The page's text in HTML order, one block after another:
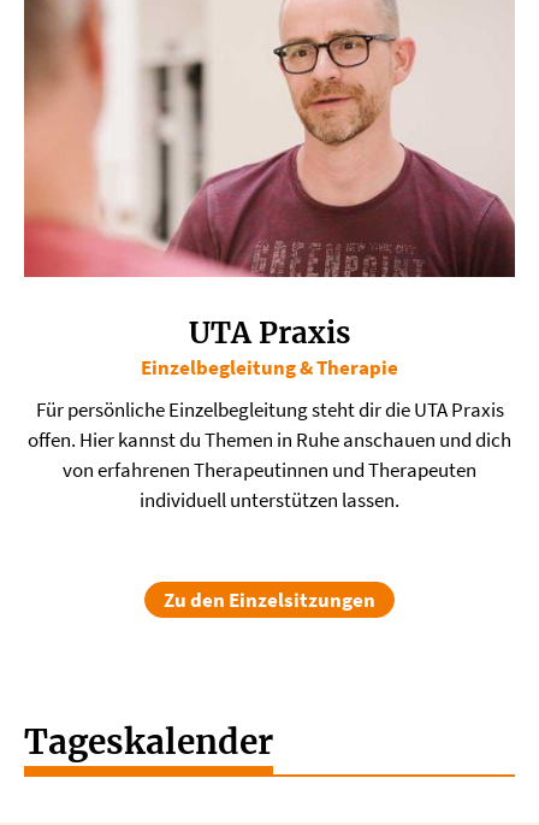
UTA Praxis
Einzelbegleitung & Therapie
​Für persönliche Einzelbegleitung steht dir die UTA Praxis
offen. Hier kannst du Themen in Ruhe anschauen und dich
von erfahrenen Therapeutinnen und Therapeuten
individuell unterstützen lassen.
Zu den Einzelsitzungen
Tageskalender